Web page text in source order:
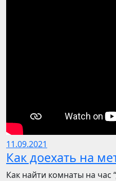
11.09.2021
Как доехать на
Как найти комнаты на час